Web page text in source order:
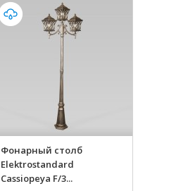
Фонарный столб
Elektrostandard
Cassiopeya F/3...